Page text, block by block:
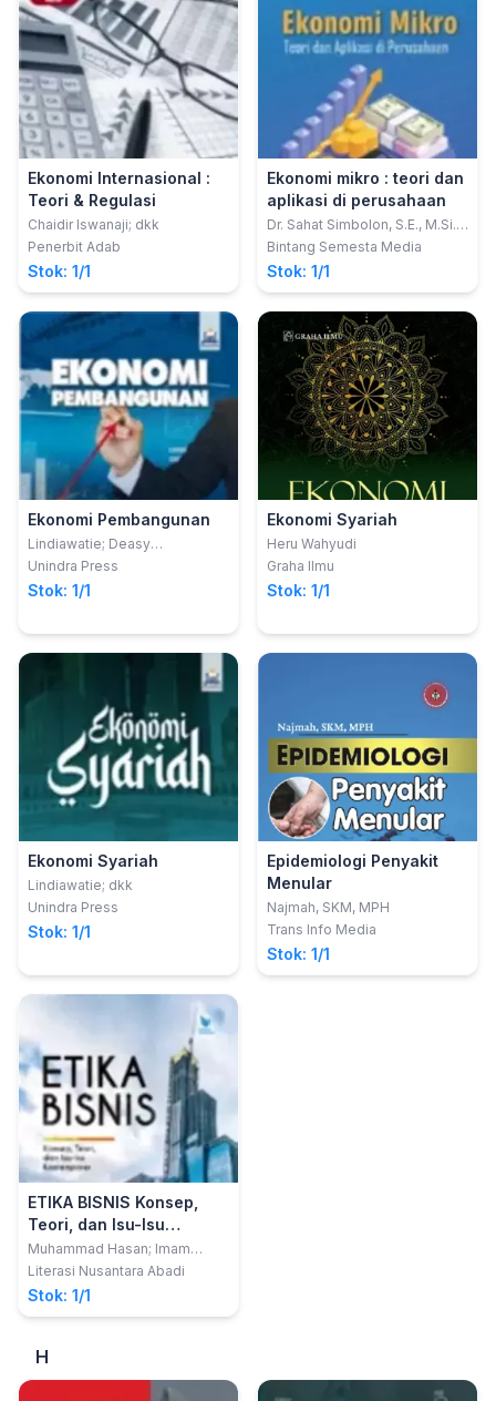
Ekonomi Internasional :
Teori & Regulasi
Chaidir Iswanaji; dkk
Penerbit Adab
Stok: 1/1
Ekonomi mikro : teori dan
aplikasi di perusahaan
Dr. Sahat Simbolon, S.E., M.Si.,
CIMBA.
Bintang Semesta Media
Stok: 1/1
Ekonomi Pembangunan
Lindiawatie; Deasy
Nurmalasari
Unindra Press
Stok: 1/1
Ekonomi Syariah
Heru Wahyudi
Graha Ilmu
Stok: 1/1
Ekonomi Syariah
Lindiawatie; dkk
Unindra Press
Stok: 1/1
Epidemiologi Penyakit
Menular
Najmah, SKM, MPH
Trans Info Media
Stok: 1/1
ETIKA BISNIS Konsep,
Teori, dan Isu-Isu
Kontemporer
Muhammad Hasan; Imam
Asrofi; Rahmad Hakim;
Alam, Lita Monalysa, Rino
Febrianno Boer, Nur Hikmah,
Wahdan Arum Inawati, Nailin
Iswari, M. Ihsan Said, Synthia
Literasi Nusantara Abadi
Stok: 1/1
H